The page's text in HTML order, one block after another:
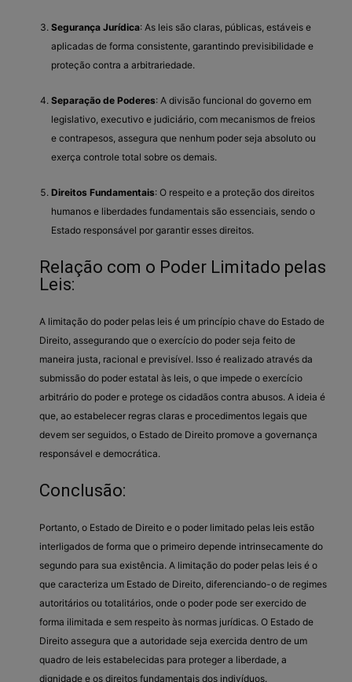
Segurança Jurídica: As leis são claras, públicas, estáveis e
aplicadas de forma consistente, garantindo previsibilidade e
proteção contra a arbitrariedade.
Separação de Poderes: A divisão funcional do governo em
legislativo, executivo e judiciário, com mecanismos de freios
e contrapesos, assegura que nenhum poder seja absoluto ou
exerça controle total sobre os demais.
Direitos Fundamentais: O respeito e a proteção dos direitos
humanos e liberdades fundamentais são essenciais, sendo o
Estado responsável por garantir esses direitos.
Relação com o Poder Limitado pelas
Leis:
A limitação do poder pelas leis é um princípio chave do Estado de
Direito, assegurando que o exercício do poder seja feito de
maneira justa, racional e previsível. Isso é realizado através da
submissão do poder estatal às leis, o que impede o exercício
arbitrário do poder e protege os cidadãos contra abusos. A ideia é
que, ao estabelecer regras claras e procedimentos legais que
devem ser seguidos, o Estado de Direito promove a governança
responsável e democrática.
Conclusão:
Portanto, o Estado de Direito e o poder limitado pelas leis estão
interligados de forma que o primeiro depende intrinsecamente do
segundo para sua existência. A limitação do poder pelas leis é o
que caracteriza um Estado de Direito, diferenciando-o de regimes
autoritários ou totalitários, onde o poder pode ser exercido de
forma ilimitada e sem respeito às normas jurídicas. O Estado de
Direito assegura que a autoridade seja exercida dentro de um
quadro de leis estabelecidas para proteger a liberdade, a
dignidade e os direitos fundamentais dos indivíduos.